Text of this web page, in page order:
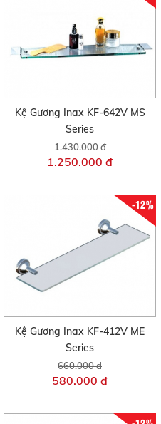
Kệ Gương Inax KF-642V MS
Series
1.430.000 đ
1.250.000 đ
-12%
Kệ Gương Inax KF-412V ME
Series
660.000 đ
580.000 đ